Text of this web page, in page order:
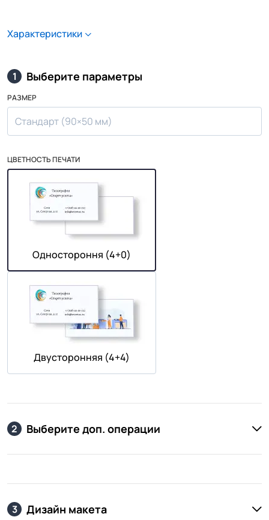
Характеристики
1 Выберите параметры
РАЗМЕР
Стандарт (90×50 мм)
ЦВЕТНОСТЬ ПЕЧАТИ
Одностороння (4+0)
Двусторонняя (4+4)
2 Выберите доп. операции
3 Дизайн макета